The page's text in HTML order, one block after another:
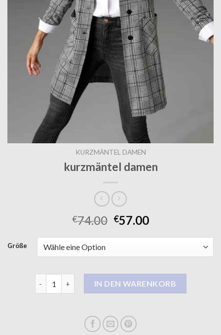
KURZMÄNTEL DAMEN
kurzmäntel damen
€74.00 €57.00
Größe
IN DEN WARENKORB